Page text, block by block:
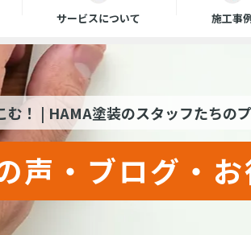
サービスについて 施工事
む！ | HAMA塗装のスタッフたちの
声・ブログ・